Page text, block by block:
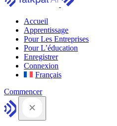
Accueil
Apprentissage
Pour Les Entreprises
Pour L’éducation
Enregistrer
Connexion
Français
Commencer